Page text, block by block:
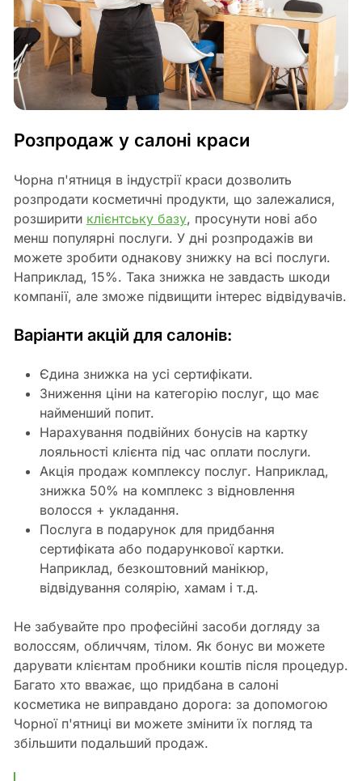
Розпродаж у салоні краси
Чорна п'ятниця в індустрії краси дозволить
розпродати косметичні продукти, що залежалися,
розширити клієнтську базу, просунути нові або
менш популярні послуги. У дні розпродажів ви
можете зробити однакову знижку на всі послуги.
Наприклад, 15%. Така знижка не завдасть шкоди
компанії, але зможе підвищити інтерес відвідувачів.
Варіанти акцій для салонів:
Єдина знижка на усі сертифікати.
Зниження ціни на категорію послуг, що має
найменший попит.
Нарахування подвійних бонусів на картку
лояльності клієнта під час оплати послуги.
Акція продаж комплексу послуг. Наприклад,
знижка 50% на комплекс з відновлення
волосся + укладання.
Послуга в подарунок для придбання
сертифіката або подарункової картки.
Наприклад, безкоштовний манікюр,
відвідування солярію, хамам і т.д.
Не забувайте про професійні засоби догляду за
волоссям, обличчям, тілом. Як бонус ви можете
дарувати клієнтам пробники коштів після процедур.
Багато хто вважає, що придбана в салоні
косметика не виправдано дорога: за допомогою
Чорної п'ятниці ви можете змінити їх погляд та
збільшити подальший продаж.